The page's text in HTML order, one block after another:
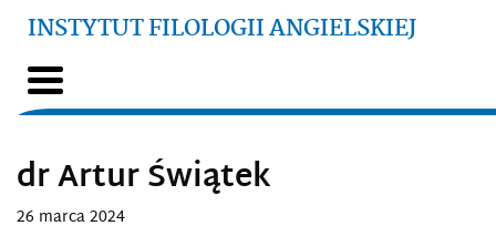
INSTYTUT FILOLOGII ANGIELSKIEJ
dr Artur Świątek
26 marca 2024